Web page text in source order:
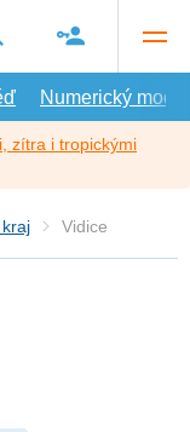
Numerický model
zítra i tropickými
Vidice